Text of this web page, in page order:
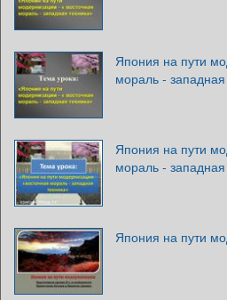
Япония на пути
мораль - западная
Япония на пути
мораль - западная
Япония на пути